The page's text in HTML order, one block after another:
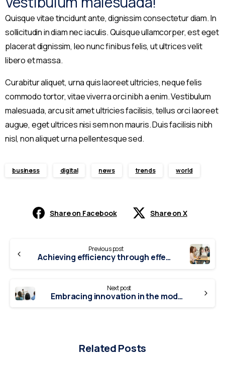
Quisque vitae tincidunt ante, dignissim consectetur diam. In
sollicitudin in diam nec iaculis. Quisque ullamcorper, est eget
placerat dignissim, leo nunc finibus felis, ut ultrices velit
libero et massa.
Curabitur aliquet, urna quis laoreet ultricies, neque felis
commodo tortor, vitae viverra orci nibh a enim. Vestibulum
malesuada, arcu sit amet ultricies facilisis, tellus orci laoreet
augue, eget ultrices nisi sem non mauris. Duis facilisis nibh
nisl, non aliquet urna pellentesque sed.
business digital news trends world
Share on Facebook Share on X
Reading
Previous post
Achieving efficiency through effective time management
Next post
Embracing innovation in the modern corporate landscape
Related Posts
Parent Name*
Location*
Name of the Child*
Enter you phone number*
Write your message below